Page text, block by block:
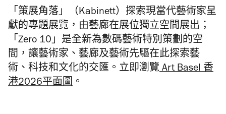
「策展角落」（Kabinett）探索現當代藝術家呈
獻的專題展覽，由藝廊在展位獨立空間展出；
「Zero 10」是全新為數碼藝術特別策劃的空
間，讓藝術家、藝廊及藝術先驅在此探索藝
術、科技和文化的交匯。立即瀏覽Art Basel 香
港2026平面圖 。